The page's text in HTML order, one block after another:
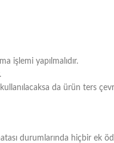
işlemi yapılmalıdır.
da ürün ters
durumlarında hiçbir ek